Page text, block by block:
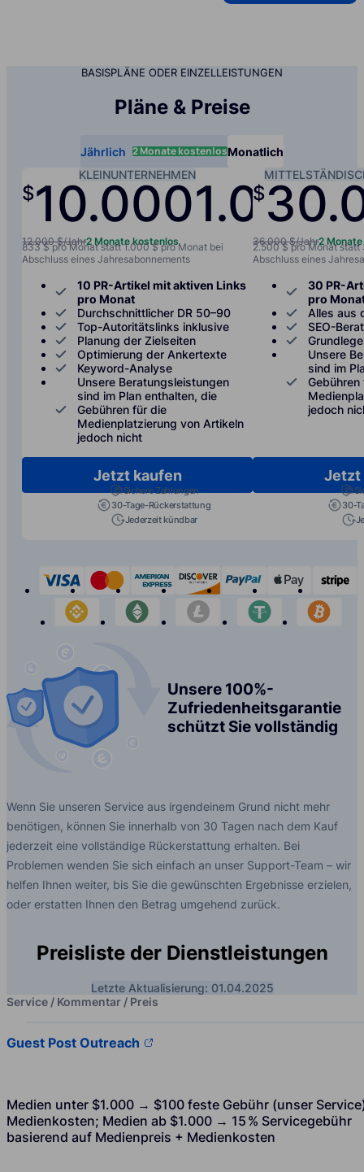
BASISPLÄNE ODER EINZELLEISTUNGEN
Pläne & Preise
Jährlich 2 Monate kostenlosMonatlich
KLEINUNTERNEHMEN
$10.0001.000/
12.000 $/Jahr2 Monate kostenlos
833 $ pro Monat statt 1.000 $ pro Monat bei
Abschluss eines Jahresabonnements
10 PR-Artikel mit aktiven Links
pro Monat
Durchschnittlicher DR 50–90
Top-Autoritätslinks inklusive
Planung der Zielseiten
Optimierung der Ankertexte
Keyword-Analyse
Unsere Beratungsleistungen
sind im Plan enthalten, die
Gebühren für die
Medienplatzierung von Artikeln
jedoch nicht
Jetzt kaufen
Sichere Zahlungen
30-Tage-Rückerstattung
Jederzeit kündbar
$
36.000 $/Jahr2
2.500 $ pro Monat
Abschluss eines
30 PR-
pro
Alles aus
SEO-
Unsere
sind im
jedoch
Jetzt
30-
visa mastercardamerican-express
discover paypal apple-
binance
etherium litecoin tether
Unsere 100%-
Zufriedenheitsgarantie
schützt Sie vollständig
Wenn Sie unseren Service aus irgendeinem Grund nicht mehr
benötigen, können Sie innerhalb von 30 Tagen nach dem Kauf
jederzeit eine vollständige Rückerstattung erhalten. Bei
Problemen wenden Sie sich einfach an unser Support-Team – wir
helfen Ihnen weiter, bis Sie die gewünschten Ergebnisse erzielen,
oder erstatten Ihnen den Betrag umgehend zurück.
Preisliste der Dienstleistungen
Letzte Aktualisierung: 01.04.2025
Service / Kommentar / Preis
Guest Post Outreach
Medien unter $1.000 → $100 feste Gebühr (unser
Medienkosten; Medien ab $1.000 → 15 % Servicegebühr
basierend auf Medienpreis + Medienkosten